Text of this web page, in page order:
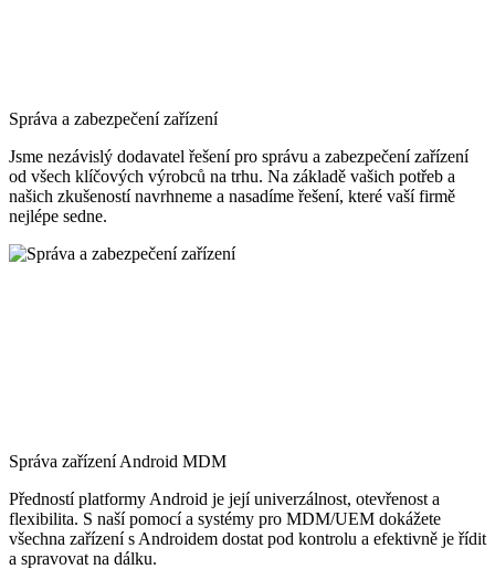
Správa a zabezpečení zařízení
Jsme nezávislý dodavatel řešení pro správu a zabezpečení zařízení
od všech klíčových výrobců na trhu. Na základě vašich potřeb a
našich zkušeností navrhneme a nasadíme řešení, které vaší firmě
nejlépe sedne.
Správa zařízení Android MDM
Předností platformy Android je její univerzálnost, otevřenost a
flexibilita. S naší pomocí a systémy pro MDM/UEM dokážete
všechna zařízení s Androidem dostat pod kontrolu a efektivně je řídit
a spravovat na dálku.